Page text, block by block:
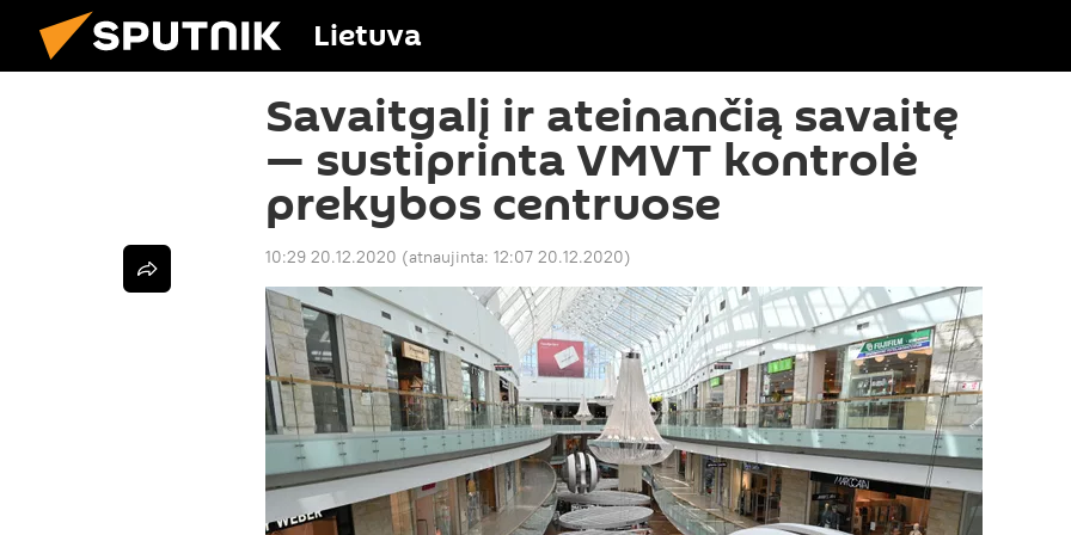
Lietuva
Savaitgalį ir ateinančią savaitę
— sustiprinta VMVT kontrolė
prekybos centruose
10:29 20.12.2020 (atnaujinta: 12:07 20.12.2020)